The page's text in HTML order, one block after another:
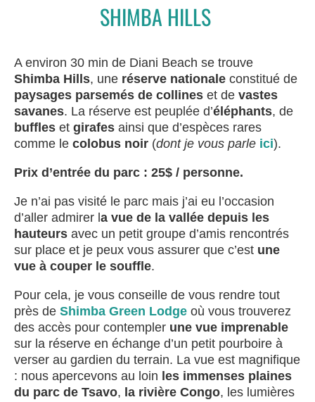
SHIMBA HILLS
A environ 30 min de Diani Beach se trouve
Shimba Hills, une réserve nationale constitué de
paysages parsemés de collines et de vastes
savanes. La réserve est peuplée d’éléphants, de
buffles et girafes ainsi que d’espèces rares
comme le colobus noir (dont je vous parle ici).
Prix d’entrée du parc : 25$ / personne.
Je n’ai pas visité le parc mais j’ai eu l’occasion
d’aller admirer l a vue de la vallée depuis les
hauteurs avec un petit groupe d’amis rencontrés
sur place et je peux vous assurer que c’est une
vue à couper le souffle.
Pour cela, je vous conseille de vous rendre tout
près de Shimba Green Lodge où vous trouverez
des accès pour contempler une vue imprenable
sur la réserve en échange d’un petit pourboire à
verser au gardien du terrain. La vue est magnifique
: nous apercevons au loin les immenses plaines
du parc de Tsavo, la rivière Congo, les lumières